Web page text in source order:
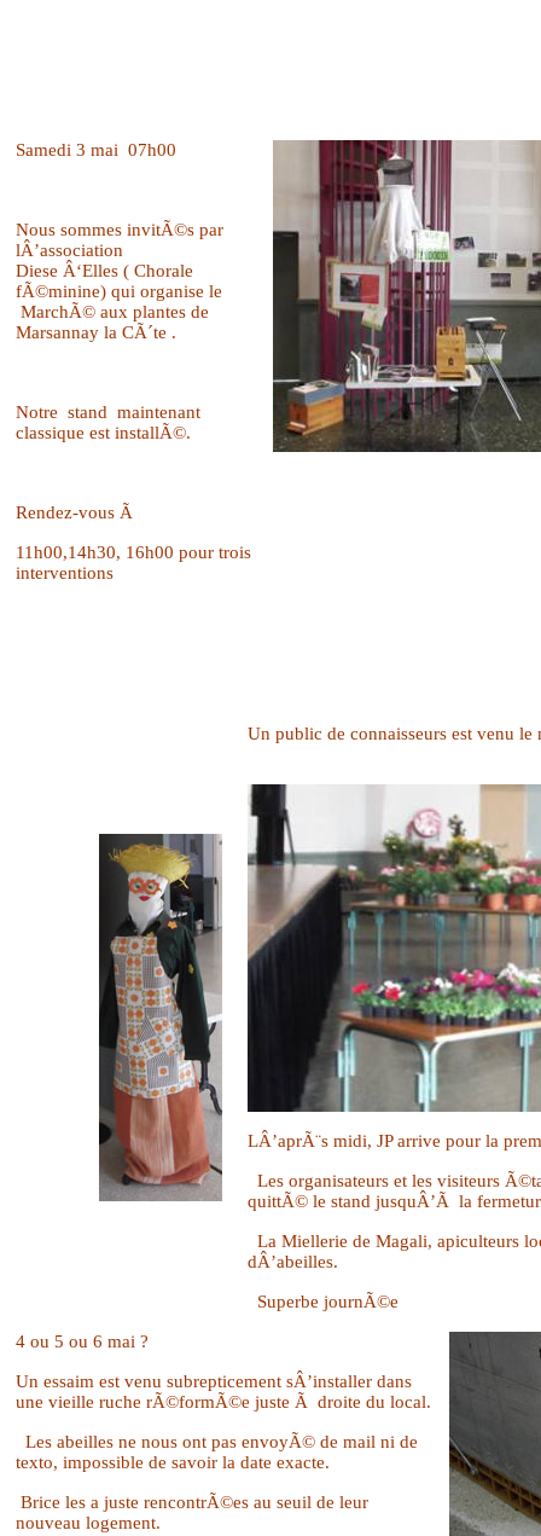
Samedi 3 mai 07h00
Nous sommes invitÃ©s par
lÂ’association
Diese Â‘Elles ( Chorale
fÃ©minine) qui organise le
MarchÃ© aux plantes de
Marsannay la CÃ´te .
Notre stand maintenant
classique est installÃ©.
Rendez-vous Ã
11h00,14h30, 16h00 pour trois
interventions
Un public de connaisseurs est venu
LÂ’aprÃ¨s midi, JP arrive pour la
Les organisateurs et les visiteurs
quittÃ© le stand jusquÂ’Ã la
La Miellerie de Magali, apiculteurs
dÂ’abeilles.
Superbe journÃ©e
4 ou 5 ou 6 mai ?
Un essaim est venu subrepticement sÂ’installer dans
une vieille ruche rÃ©formÃ©e juste Ã droite du local.
Les abeilles ne nous ont pas envoyÃ© de mail ni de
texto, impossible de savoir la date exacte.
Brice les a juste rencontrÃ©es au seuil de leur
nouveau logement.